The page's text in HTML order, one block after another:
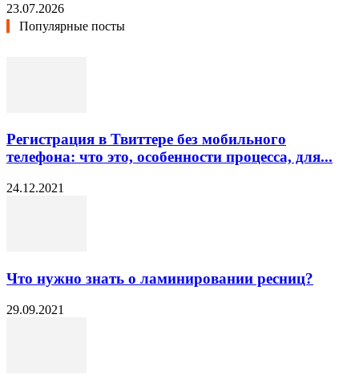
23.07.2026
Популярные посты
Регистрация в Твиттере без мобильного
телефона: что это, особенности процесса, для...
24.12.2021
Что нужно знать о ламинировании ресниц?
29.09.2021